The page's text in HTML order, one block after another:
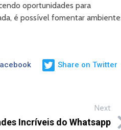
oportunidades para
é possível fomentar
Share on Twitter
Next
Incríveis do Whatsapp